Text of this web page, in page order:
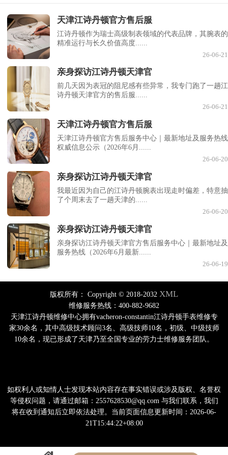
天津江诗丹顿官方售后服
江诗丹顿作为瑞士高级制表领域的代表品牌，其腕表的
精准运行与长久价值高度......
26-06-21
亲身探访江诗丹顿天津官
前几天因为表冠的阻尼感有些异常，我专门跑了一趟江
诗丹顿天津官方的售后服......
26-06-21
天津江诗丹顿官方售后服
天津江诗丹顿官方售后服务中心｜最新地址及服务热线
权威信息公示（2026年6月......
26-06-20
亲身探访江诗丹顿天津官
我最近因为自己的江诗丹顿腕表出现走时偏差，特意抽
了个周末去了一趟天津的......
26-06-20
亲身探访江诗丹顿天津官
亲身探访江诗丹顿天津官方售后服务中心｜最新地址及
服务热线（2026年6月最新......
26-06-19
版权所有： Copyright © 2018-2032 XML
维修服务热线：400-882-9682
天津江诗丹顿维修中心拥有vacheron-constantin江诗丹顿手表维修专
家30余名，其中高级技术顾问3名、高级技师10名，初级、中级技师
10余名，现已形成了天津乃至全国专业的劳力士维修服务团队。
如权利人或知情人士发现本站内容存在事实错误或涉及版权、名誉权
等侵权问题，请通过邮箱：2557628530@qq.com 与我们联系，我们
将在收到通知后立即依法处理。当前页面信息更新时间：2026-06-
21T15:44:22+08:00